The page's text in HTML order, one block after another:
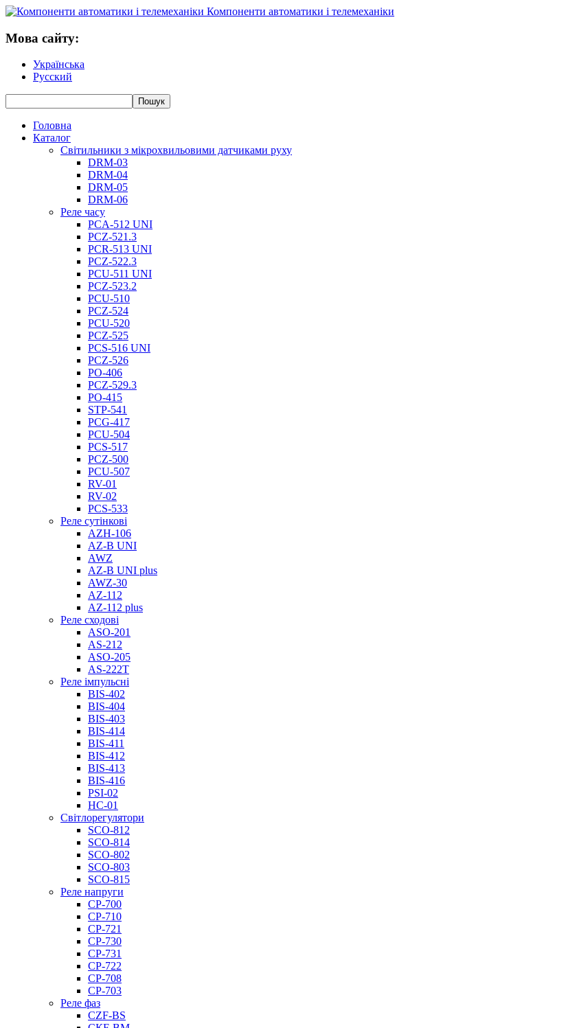
Компоненти автоматики і телемеханіки
Мова сайту:
Українська
Русский
Головна
Каталог
Світильники з мікрохвильовими датчиками руху
DRM-03
DRM-04
DRM-05
DRM-06
Реле часу
PCA-512 UNI
PCZ-521.3
PCR-513 UNI
PCZ-522.3
PCU-511 UNI
PCZ-523.2
PCU-510
PCZ-524
PCU-520
PCZ-525
PCS-516 UNI
PCZ-526
PO-406
PCZ-529.3
PO-415
STP-541
PCG-417
PCU-504
PCS-517
PCZ-500
PCU-507
RV-01
RV-02
PCS-533
Реле сутінкові
AZH-106
AZ-B UNI
AWZ
AZ-B UNI plus
AWZ-30
AZ-112
AZ-112 plus
Реле сходові
ASO-201
AS-212
ASO-205
AS-222T
Реле імпульсні
BIS-402
BIS-404
BIS-403
BIS-414
BIS-411
BIS-412
BIS-413
BIS-416
PSI-02
НС-01
Світлорегулятори
SCO-812
SCO-814
SCO-802
SCO-803
SCO-815
Реле напруги
CP-700
CP-710
CP-721
CP-730
CP-731
CP-722
CP-708
CP-703
Реле фаз
CZF-BS